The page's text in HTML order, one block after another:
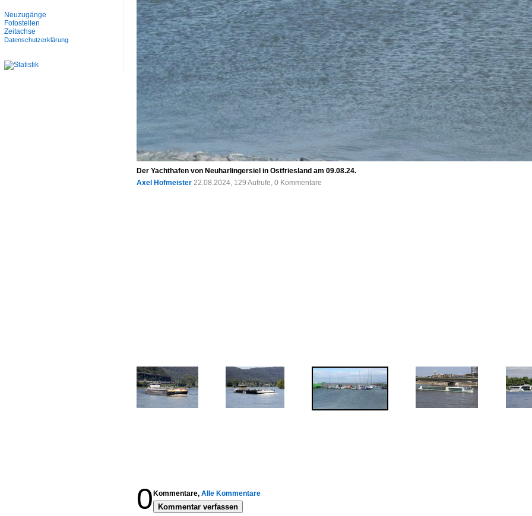
Der Yachthafen von Neuharlingersiel in Ostfriesland am 09.08.24.
Axel Hofmeister 22.08.2024, 129 Aufrufe, 0 Kommentare
0 Kommentare, Alle Kommentare
Kommentar verfassen
Neuzugänge
Fotostellen
Zeitachse
Datenschutzerklärung